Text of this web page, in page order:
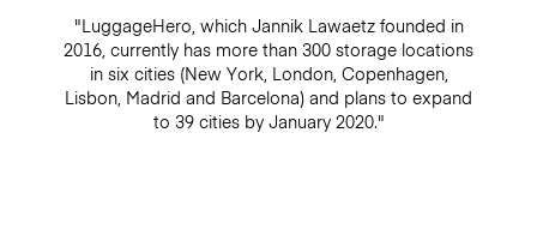
"LuggageHero, which Jannik Lawaetz founded in
2016, currently has more than 300 storage locations
in six cities (New York, London, Copenhagen,
Lisbon, Madrid and Barcelona) and plans to expand
to 39 cities by January 2020."